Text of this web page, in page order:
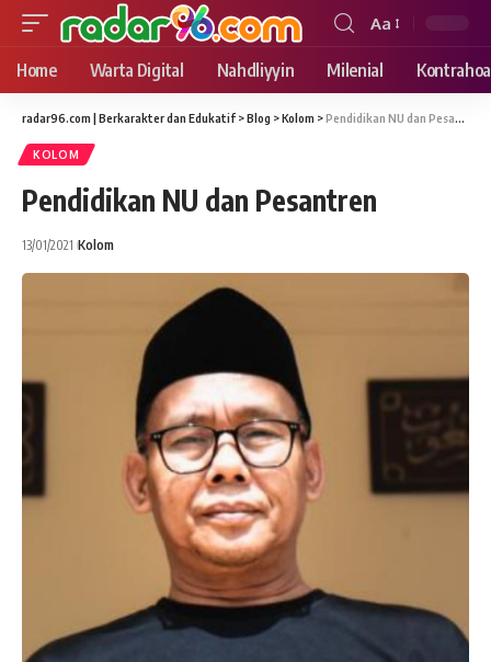
Font
Resizer
Aa
Home Warta Digital Nahdliyyin Milenial
radar96.com | Berkarakter dan Edukatif >Blog >Kolom >Pendidikan NU dan Pesantren
KOLOM
Pendidikan NU dan Pesantren
13/01/2021 Kolom